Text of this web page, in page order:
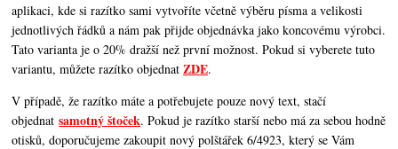
aplikaci, kde si razítko sami vytvoříte včetně výběru písma a velikosti
jednotlivých řádků a nám pak přijde objednávka jako koncovému výrobci.
Tato varianta je o 20% dražší než první možnost. Pokud si vyberete tuto
variantu, můžete razítko objednatZDE.
V případě, že razítko máte a potřebujete pouze nový text, stačí
objednatsamotný štoček. Pokud je razítko starší nebo má za sebou hodně
otisků, doporučujeme zakoupit nový polštářek 6/4923, který se Vám